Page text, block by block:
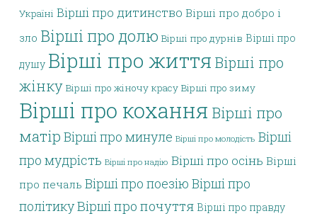
Україні Вірші про дитинство Вірші про добро і
зло Вірші про долю Вірші про дурнів Вірші про
душу Вірші про життя Вірші про
жінку Вірші про жіночу красу Вірші про зиму
Вірші про кохання Вірші про
матір Вірші про минуле Вірші про молодість Вірші
про мудрість Вірші про надію Вірші про осінь Вірші
про печаль Вірші про поезію Вірші про
політикуВірші про почуття Вірші про правду